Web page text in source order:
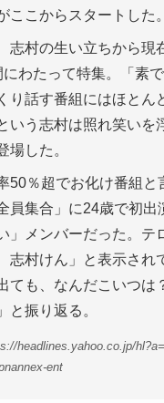
ここからスタートした。
志村の生い立ちから現
にわたって特集。「素
り話す番組にはほとん
いう志村は照れ笑いを
場した。
50％超でお化け番組と
員集合」に24歳で初出
」メンバーだった。テ
志村けん」と表示され
ても、なんだこいつは
と振り返る。
headlines.yahoo.co.jp/
ent